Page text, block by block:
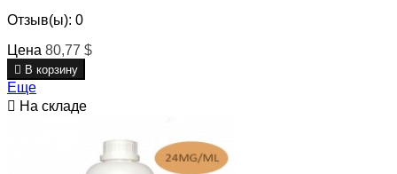
Отзыв(ы): 0
Цена 80,77 $
 В корзину
Еще
 На складе